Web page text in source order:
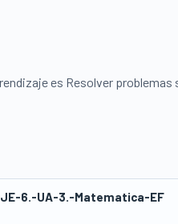
es Resolver
6.-UA-3.-Matematica-EF